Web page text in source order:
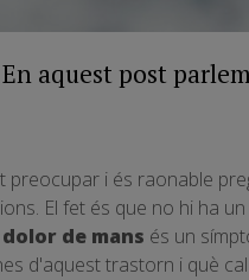
aquest post
i és raonable
El fet és que no hi ha
dolor de mans és un
d'aquest trastorn i què